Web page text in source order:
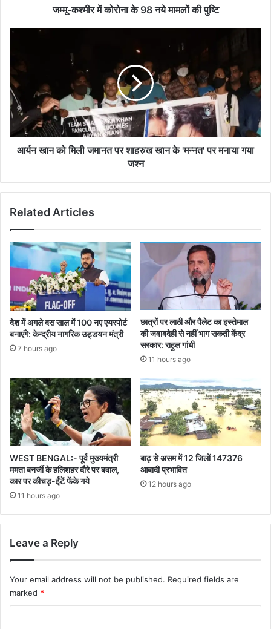
जम्मू-कश्मीर में कोरोना के 98 नये मामलों की पुष्टि
आर्यन
मिली
जमानत
पर
शाहरुख
के
'मन्नत'
आर्यन खान को मिली जमानत पर शाहरुख खान के 'मन्नत' पर मनाया गया
जश्न
Related Articles
देश में अगले दस साल में 100 नए एयरपोर्ट
बनाएंगे: केन्द्रीय नागरिक उड्डयन मंत्री
7 hours ago
छात्रों पर लाठी और पैलेट का इस्तेमाल
की जवाबदेही से नहीं भाग सकती केंद्र
सरकार: राहुल गांधी
11 hours ago
WEST BENGAL:- पूर्व मुख्यमंत्री
ममता बनर्जी के हलिशहर दौरे पर बवाल,
कार पर कीचड़-ईंटें फेंके गये
11 hours ago
बाढ़ से असम में 12 जिलों 147376
आबादी प्रभावित
12 hours ago
Leave a Reply
Your email address will not be published. Required fields are
marked *